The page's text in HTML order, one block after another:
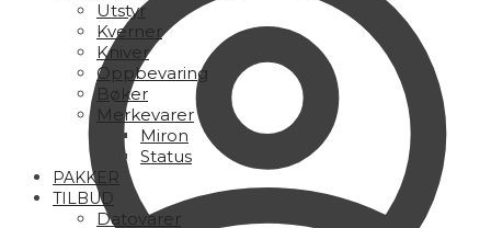
Utstyr
Kverner
Kniver
Oppbevaring
Bøker
Merkevarer
Miron
Status
PAKKER
TILBUD
Datovarer